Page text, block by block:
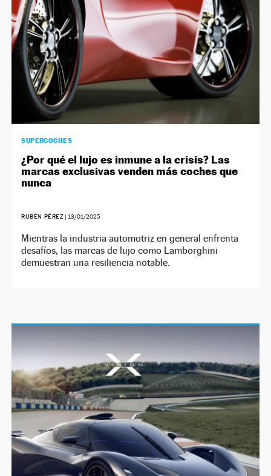
SUPERCOCHES
¿Por qué el lujo es inmune a la crisis? Las
marcas exclusivas venden más coches que
nunca
RUBÉN PÉREZ | 13/01/2025
Mientras la industria automotriz en general enfrenta
desafíos, las marcas de lujo como Lamborghini
demuestran una resiliencia notable.